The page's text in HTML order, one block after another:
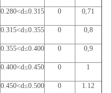
0.280<d≤0.315 0 0,71
0.315<d≤0.355 0 0,8
0.355<d≤0.400 0 0,9
0.400<d≤0.450 0 1
0.450<d≤0.500 0 1.12